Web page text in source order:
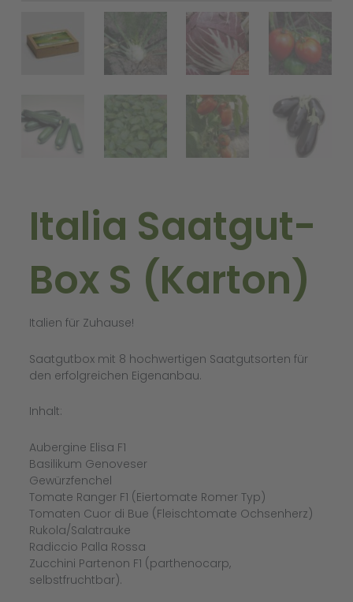
Italia Saatgut-
Box S (Karton)
Italien für Zuhause!
Saatgutbox mit 8 hochwertigen Saatgutsorten für
den erfolgreichen Eigenanbau.
Inhalt:
Aubergine Elisa F1
Basilikum Genoveser
Gewürzfenchel
Tomate Ranger F1 (Eiertomate Romer Typ)
Tomaten Cuor di Bue (Fleischtomate Ochsenherz)
Rukola/Salatrauke
Radiccio Palla Rossa
Zucchini Partenon F1 (parthenocarp,
selbstfruchtbar).